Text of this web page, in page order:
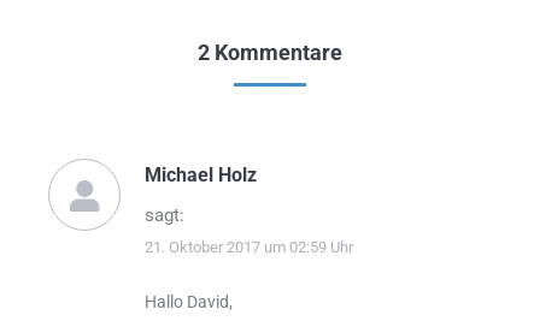
2 Kommentare
Michael Holz
sagt:
21. Oktober 2017 um 02:59 Uhr
Hallo David,